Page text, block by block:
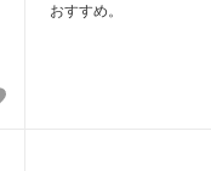
おすすめ。